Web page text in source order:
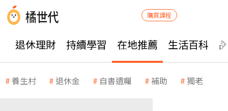
購買課程
退休理財 持續學習 在地推薦 生活百科
養生村 退休金 自書遺囑 補助 獨老